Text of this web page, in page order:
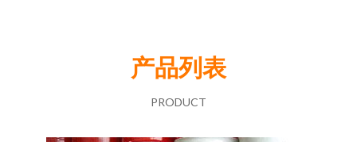
产品列表
PRODUCT